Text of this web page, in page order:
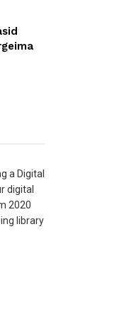
a Digital
digital
2020
library